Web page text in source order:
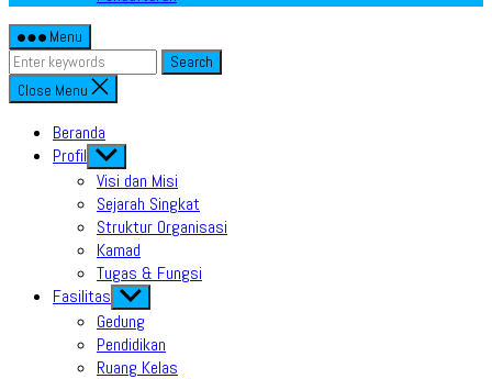
Menu
Search
Close Menu
Beranda
Profil Show
sub
menu
Visi dan Misi
Sejarah Singkat
Struktur Organisasi
Kamad
Tugas & Fungsi
Fasilitas Show
sub
menu
Gedung
Pendidikan
Ruang Kelas